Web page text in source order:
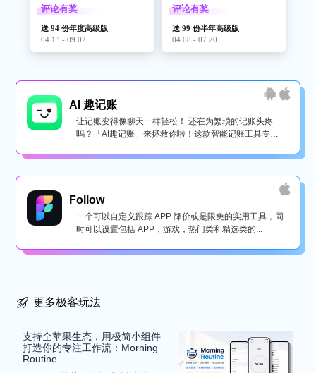
评论有奖
送 94 份年度高级版
04.13 - 09.02
评论有奖
送 99 份半年高级版
04.08 - 07.20
AI 趣记账
让记账变得像聊天一样轻松！ 还在为繁琐的记账头疼
吗？「AI趣记账」来拯救你啦！这款智能记账工具专为
Follow
一个可以自定义跟踪 APP 降价或是限免的实用工具，同
时可以设置包括 APP，游戏，热门类和精选类的...
更多极客玩法
支持全苹果生态，用极简小组件
打造你的专注工作流：Morning
Routine